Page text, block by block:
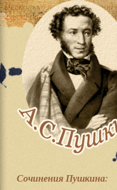
Сочинения Пушкина: